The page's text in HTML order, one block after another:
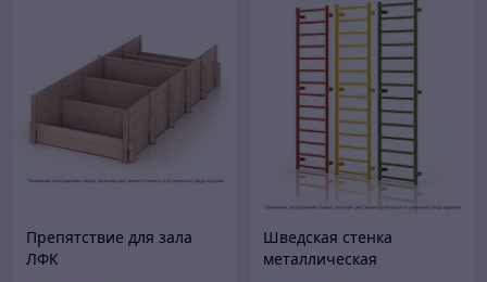
Препятствие для зала
ЛФК
Шведская стенка
металлическая